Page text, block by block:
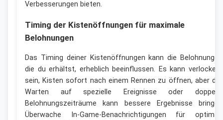
Verbesserungen bieten.
Timing der Kistenöffnungen für maximale
Belohnungen
Das Timing deiner Kistenöffnungen kann die
die du erhältst, erheblich beeinflussen. Es kann
sein, Kisten sofort nach einem Rennen zu öffnen, aber
Warten auf spezielle Ereignisse oder
Belohnungszeiträume kann bessere Ergebnisse
Überwache In-Game-Benachrichtigungen für